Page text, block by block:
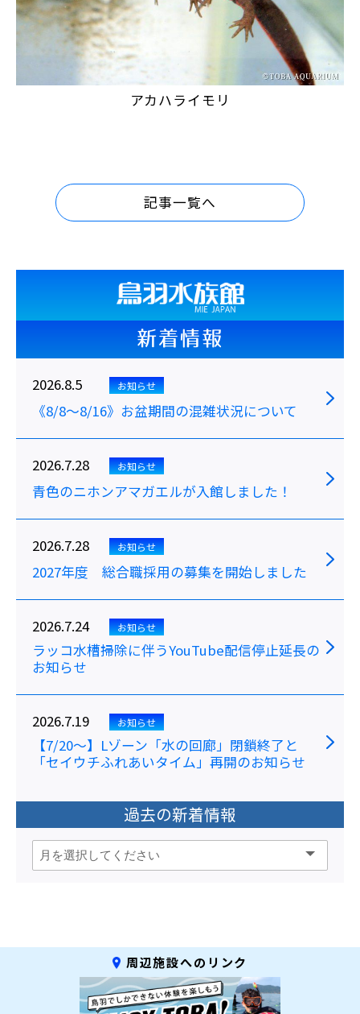
アカハライモリ
記事一覧へ
新着情報
2026.8.5 お知らせ
《8/8～8/16》お盆期間の混雑状況について
2026.7.28 お知らせ
青色のニホンアマガエルが入館しました！
2026.7.28 お知らせ
2027年度 総合職採用の募集を開始しました
2026.7.24 お知らせ
ラッコ水槽掃除に伴うYouTube配信停止延長の
お知らせ
2026.7.19 お知らせ
【7/20～】Lゾーン「水の回廊」閉鎖終了と
「セイウチふれあいタイム」再開のお知らせ
過去の新着情報
周辺施設へのリンク